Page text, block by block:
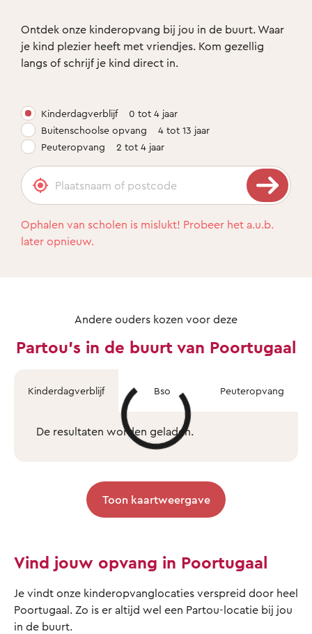
Ontdek onze kinderopvang bij jou in de buurt. Waar
je kind plezier heeft met vriendjes. Kom gezellig
langs of schrijf je kind direct in.
Kinderdagverblijf
0 tot 4 jaar
Buitenschoolse opvang
4 tot 13 jaar
Peuteropvang
2 tot 4 jaar
Ophalen van scholen is mislukt! Probeer het a.u.b.
later opnieuw.
Andere ouders kozen voor deze
Partou's in de buurt van Poortugaal
Kinderdagverblijf Bso Peuteropvang
De resultaten worden geladen.
Toon kaartweergave
Vind jouw opvang in Poortugaal
Je vindt onze kinderopvanglocaties verspreid door heel
Poortugaal. Zo is er altijd wel een Partou-locatie bij jou
in de buurt.